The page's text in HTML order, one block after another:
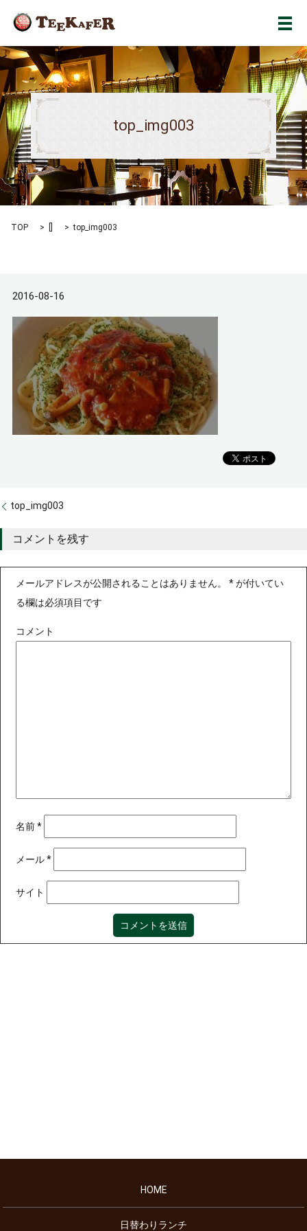
メ
top_img003
TOP top_img003
2016-08-16
top_img003
コメントを残す
メールアドレスが公開されることはありません。 *が付いてい
る欄は必須項目です
コメント
名前*
メール*
サイト
HOME
日替わりランチ